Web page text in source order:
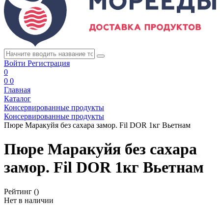
Войти Регистрация
0
0 0
Главная
Каталог
Консервированные продукты
Консервированные продукты
Пюре Маракуйя без сахара замор. Fil DOR 1кг Вьетнам
Пюре Маракуйя без сахара
замор. Fil DOR 1кг Вьетнам
Рейтинг ()
Нет в наличии